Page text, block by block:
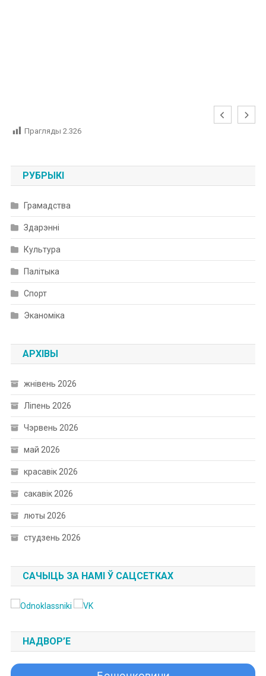
Прагляды 2.326
РУБРЫКІ
Грамадства
Здарэнні
Культура
Палітыка
Спорт
Эканоміка
АРХІВЫ
жнівень 2026
Ліпень 2026
Чэрвень 2026
май 2026
красавік 2026
сакавік 2026
люты 2026
студзень 2026
САЧЫЦЬ ЗА НАМІ Ў САЦСЕТКАХ
НАДВОР’Е